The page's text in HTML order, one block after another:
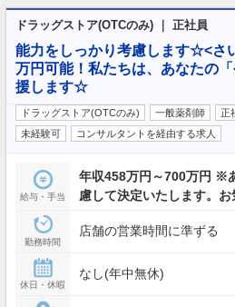
ドラッグストア(OTCのみ) ｜ 正社員
能力をしっかり考慮します☆<さ
万円可能！私たちは、あなたの
援します☆
ドラッグストア(OTCのみ) 一般薬剤師 正
未経験可
コンサルタントを経由する求人
給与・手当
年収458万円～700万円 ※
慮して決定いたします。お
勤務時間
店舗の営業時間に準ずる
休日・休暇
なし(年中無休)